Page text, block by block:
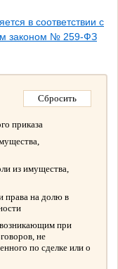
в соответствии с
законом № 259-ФЗ
приказа
из имущества,
права на долю в
возникающим при
не
по сделке или о